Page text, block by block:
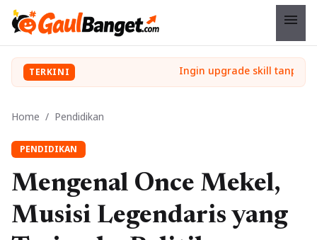
menu
TERKINI
Home / Pendidikan
PENDIDIKAN
Mengenal Once Mekel,
Musisi Legendaris yang